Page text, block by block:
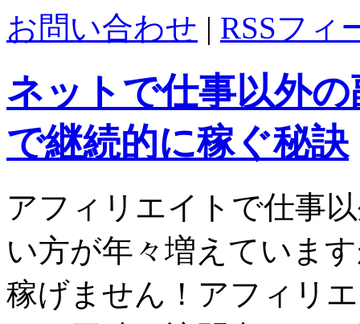
お問い合わせ | RSSフィ
ネットで仕事以外
で継続的に稼ぐ秘訣
アフィリエイトで仕事
い方が年々増えていま
稼げません！アフィリ